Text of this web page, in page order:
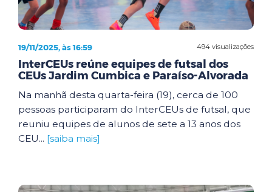
494 visualizações
19/11/2025, às 16:59
InterCEUs reúne equipes de futsal dos
CEUs Jardim Cumbica e Paraíso-Alvorada
Na manhã desta quarta-feira (19), cerca de 100
pessoas participaram do InterCEUs de futsal, que
reuniu equipes de alunos de sete a 13 anos dos
CEU... [saiba mais]